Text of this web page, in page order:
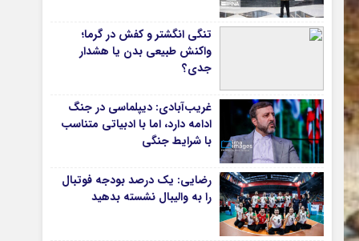
دانشگاه
آموزش و پرورش
بهداشت و درمان
سبک زندگی
حوادث، انتظامی
شهری و رفاهی
شهرداری و شورای شهر
*ماناسپهر
تنگی انگشتر و کفش در گرما؛
واکنش طبیعی بدن یا هشدار
جدی؟
غریب‌آبادی: دیپلماسی در جنگ
ادامه دارد، اما با ادبیاتی متناسب
با شرایط جنگی
رضایی: یک درصد بودجه فوتبال
را به والیبال نشسته بدهید